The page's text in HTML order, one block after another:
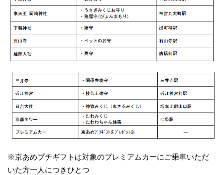
※京あめプチギフトは対象のプレミアムカーにご乗車いただ
いた方一人につきひとつ